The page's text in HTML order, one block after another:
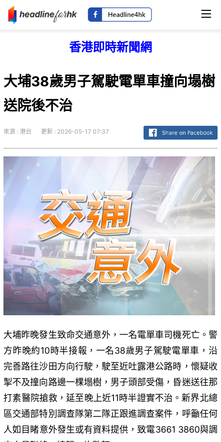
香港即時新聞網
大埔38歲男子駕駛電單車撞向塌樹
送院後不治
來源 : 港台 更新 : 2026-05-17 07:37
大埔昨晚發生致命交通意外，一名電單車司機死亡。警
方昨晚約10時半接報，一名38歲男子駕駛電單車，沿
完善路往沙田方向行駛，駛至近吐露港公路時，懷疑收
掣不及撞向路邊一棵塌樹，男子頭部受傷，昏迷送往那
打素醫院搶救，延至晚上近11時半證實不治。新界北總
區交通部特別調查隊第二隊正跟進調查案件，呼籲任何
人如目睹意外發生或有資料提供，致電3661 3860與調